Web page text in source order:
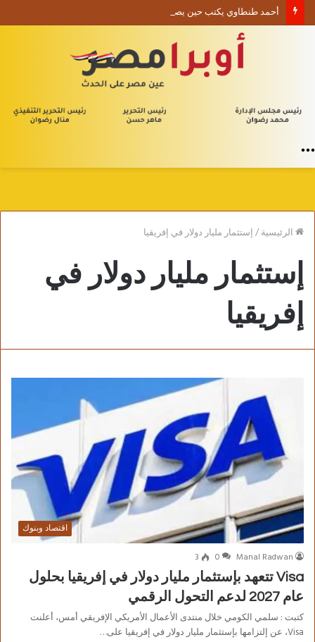
أحمد طنطاوي يكتب حين يصبح الوجود علامة استفهام
الرئيسية/إستثمار مليار دولار في إفريقيا
إستثمار مليار دولار في
إفريقيا
اقتصاد وبنوك
Manal Radwan
0
3
Visa تتعهد بإستثمار مليار دولار في إفريقيا بحلول
عام 2027 لدعم التحول الرقمي
كتبت : سلمي الكومي خلال منتدى الأعمال الأمريكي الإفريقي أمس، أعلنت
Visa، عن إلتزامها بإستثمار مليار دولار في إفريقيا على…